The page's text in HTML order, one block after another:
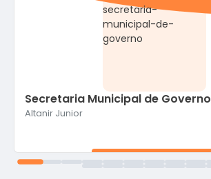
Secretaria Municipal de Governo
Altanir Junior